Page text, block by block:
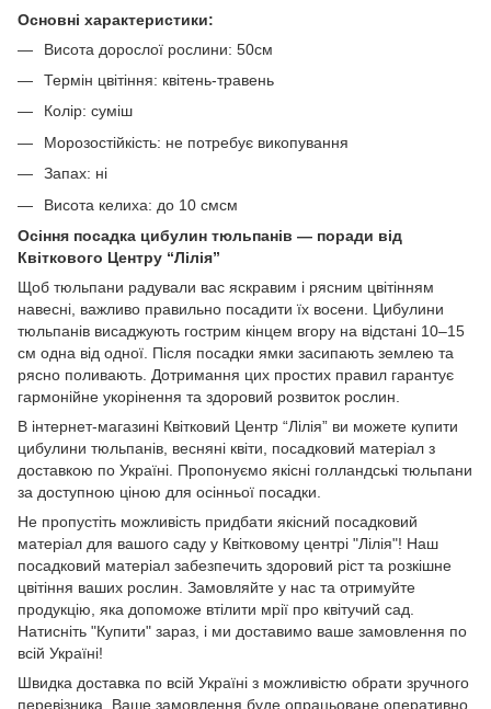
Основні характеристики:
Висота дорослої рослини: 50см
Термін цвітіння: квітень-травень
Колір: суміш
Морозостійкість: не потребує викопування
Запах: ні
Висота келиха: до 10 смсм
Осіння посадка цибулин тюльпанів — поради від
Квіткового Центру “Лілія”
Щоб тюльпани радували вас яскравим і рясним цвітінням
навесні, важливо правильно посадити їх восени. Цибулини
тюльпанів висаджують гострим кінцем вгору на відстані 10–15
см одна від одної. Після посадки ямки засипають землею та
рясно поливають. Дотримання цих простих правил гарантує
гармонійне укорінення та здоровий розвиток рослин.
В інтернет-магазині Квітковий Центр “Лілія” ви можете купити
цибулини тюльпанів, весняні квіти, посадковий матеріал з
доставкою по Україні. Пропонуємо якісні голландські тюльпани
за доступною ціною для осінньої посадки.
Не пропустіть можливість придбати якісний посадковий
матеріал для вашого саду у Квітковому центрі "Лілія"! Наш
посадковий матеріал забезпечить здоровий ріст та розкішне
цвітіння ваших рослин. Замовляйте у нас та отримуйте
продукцію, яка допоможе втілити мрії про квітучий сад.
Натисніть "Купити" зараз, і ми доставимо ваше замовлення по
всій Україні!
Швидка доставка по всій Україні з можливістю обрати зручного
перевізника. Ваше замовлення буде опрацьоване оперативно.